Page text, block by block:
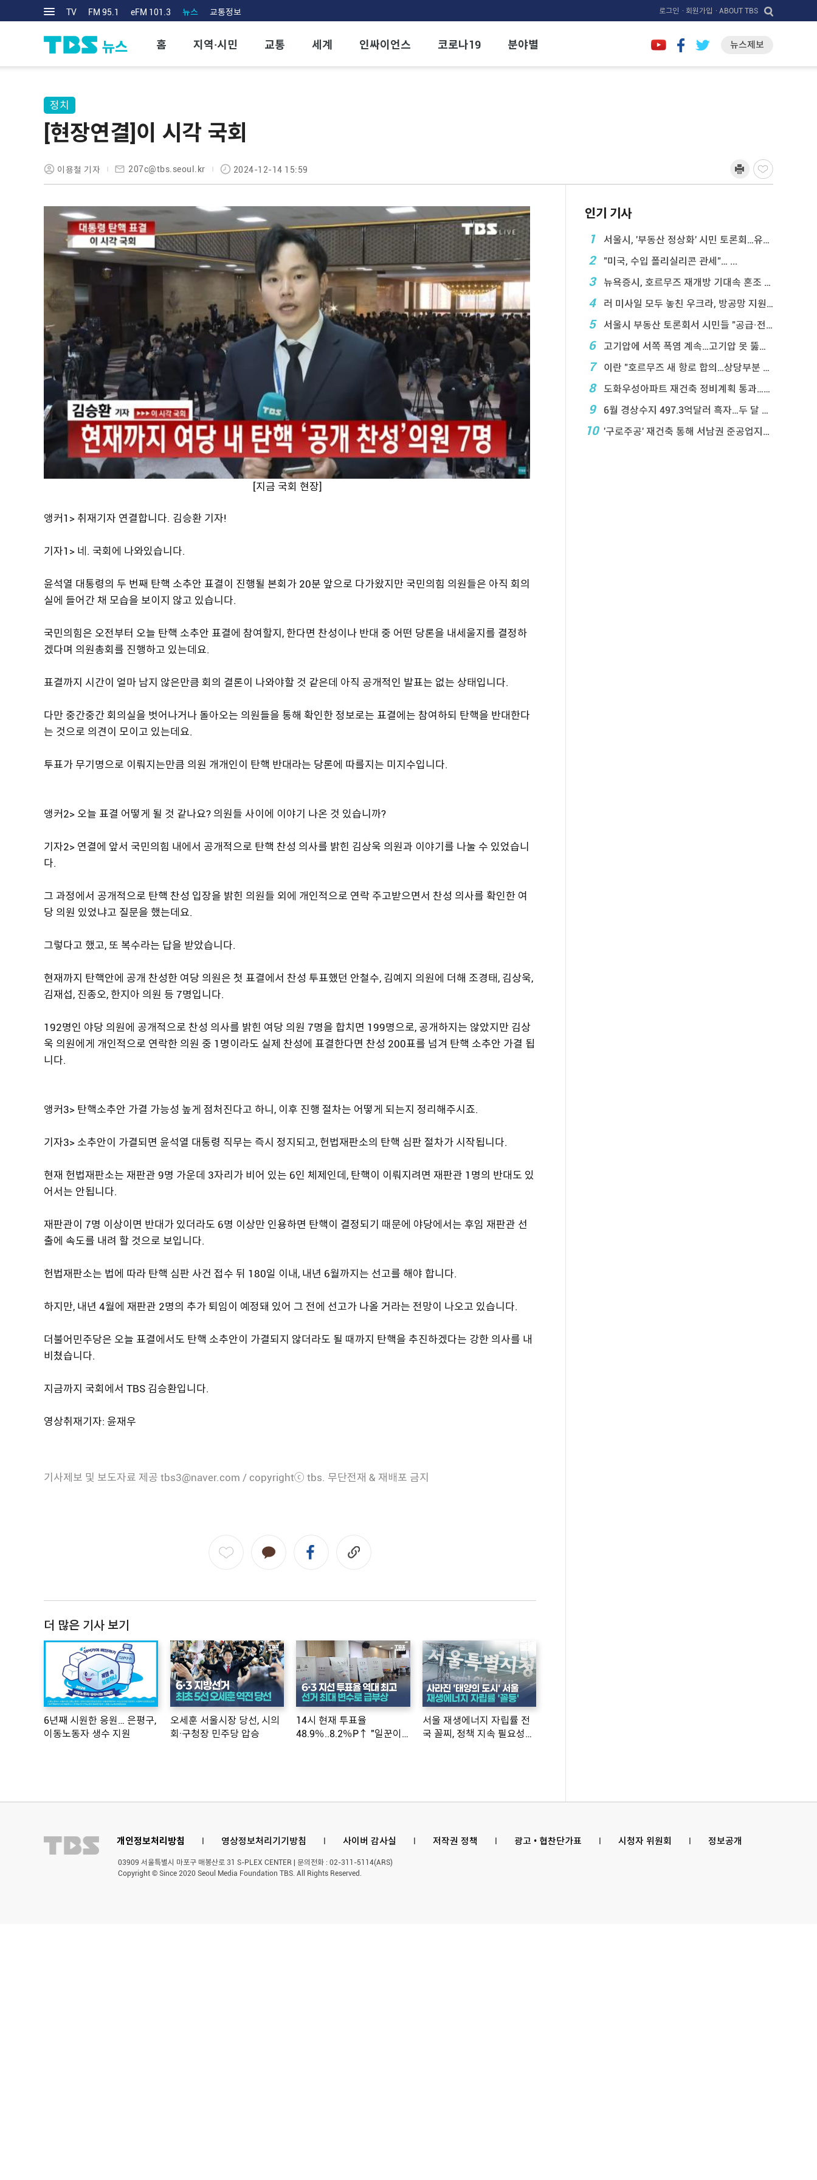
TV FM 95.1 eFM 101.3 뉴스 교통정보 로그인 · 회원가입 · ABOUT TBS
홈 지역·시민 교통 세계 인싸이언스 코로나19 분야별 뉴스제보
정치
[현장연결]이 시각 국회
이용철 기자 207c@tbs.seoul.kr 2024-12-14 15:59
[지금 국회 현장]
앵커1> 취재기자 연결합니다. 김승환 기자!
기자1> 네. 국회에 나와있습니다.
윤석열 대통령의 두 번째 탄핵 소추안 표결이 진행될 본회가 20분 앞으로 다가왔지만 국민의힘 의원들은 아직 회의
실에 들어간 채 모습을 보이지 않고 있습니다.
국민의힘은 오전부터 오늘 탄핵 소추안 표결에 참여할지, 한다면 찬성이나 반대 중 어떤 당론을 내세울지를 결정하
겠다며 의원총회를 진행하고 있는데요.
표결까지 시간이 얼마 남지 않은만큼 회의 결론이 나와야할 것 같은데 아직 공개적인 발표는 없는 상태입니다.
다만 중간중간 회의실을 벗어나거나 돌아오는 의원들을 통해 확인한 정보로는 표결에는 참여하되 탄핵을 반대한다
는 것으로 의견이 모이고 있는데요.
투표가 무기명으로 이뤄지는만큼 의원 개개인이 탄핵 반대라는 당론에 따를지는 미지수입니다.
앵커2> 오늘 표결 어떻게 될 것 같나요? 의원들 사이에 이야기 나온 것 있습니까?
기자2> 연결에 앞서 국민의힘 내에서 공개적으로 탄핵 찬성 의사를 밝힌 김상욱 의원과 이야기를 나눌 수 있었습니
다.
그 과정에서 공개적으로 탄핵 찬성 입장을 밝힌 의원들 외에 개인적으로 연락 주고받으면서 찬성 의사를 확인한 여
당 의원 있었냐고 질문을 했는데요.
그렇다고 했고, 또 복수라는 답을 받았습니다.
현재까지 탄핵안에 공개 찬성한 여당 의원은 첫 표결에서 찬성 투표했던 안철수, 김예지 의원에 더해 조경태, 김상욱,
김재섭, 진종오, 한지아 의원 등 7명입니다.
192명인 야당 의원에 공개적으로 찬성 의사를 밝힌 여당 의원 7명을 합치면 199명으로, 공개하지는 않았지만 김상
욱 의원에게 개인적으로 연락한 의원 중 1명이라도 실제 찬성에 표결한다면 찬성 200표를 넘겨 탄핵 소추안 가결 됩
니다.
앵커3> 탄핵소추안 가결 가능성 높게 점처진다고 하니, 이후 진행 절차는 어떻게 되는지 정리해주시죠.
기자3> 소추안이 가결되면 윤석열 대통령 직무는 즉시 정지되고, 헌법재판소의 탄핵 심판 절차가 시작됩니다.
현재 헌법재판소는 재판관 9명 가운데 3자리가 비어 있는 6인 체제인데, 탄핵이 이뤄지려면 재판관 1명의 반대도 있
어서는 안됩니다.
재판관이 7명 이상이면 반대가 있더라도 6명 이상만 인용하면 탄핵이 결정되기 때문에 야당에서는 후임 재판관 선
출에 속도를 내려 할 것으로 보입니다.
헌법재판소는 법에 따라 탄핵 심판 사건 접수 뒤 180일 이내, 내년 6월까지는 선고를 해야 합니다.
하지만, 내년 4월에 재판관 2명의 추가 퇴임이 예정돼 있어 그 전에 선고가 나올 거라는 전망이 나오고 있습니다.
더불어민주당은 오늘 표결에서도 탄핵 소추안이 가결되지 않더라도 될 때까지 탄핵을 추진하겠다는 강한 의사를 내
비쳤습니다.
지금까지 국회에서 TBS 김승환입니다.
영상취재기자: 윤재우
기사제보 및 보도자료 제공 tbs3@naver.com / copyrightⓒ tbs. 무단전재 & 재배포 금지
더 많은 기사 보기
6년째 시원한 응원… 은평구,
이동노동자 생수 지원
오세훈 서울시장 당선, 시의
회·구청장 민주당 압승
14시 현재 투표율
48.9％..8.2％P↑ "일꾼이
서울 재생에너지 자립률 전
국 꼴찌, 정책 지속 필요성
인기 기사
1
서울시, '부동산 정상화' 시민 토론회…유튜브 생중계
2 "미국, 수입 폴리실리콘 관세"… ...
3 뉴욕증시, 호르무즈 재개방 기대속 혼조 마감…나스닥 ...
4 러 미사일 모두 놓친 우크라, 방공망 지원 호소
5 서울시 부동산 토론회서 시민들 "공급·전월 ...
6 고기압에 서쪽 폭염 계속…고기압 못 뚫은 태풍은 상 ...
7 이란 "호르무즈 새 항로 합의…상당부분 이 ...
8 도화우성아파트 재건축 정비계획 통과…1,612세대 ...
9 6월 경상수지 497.3억달러 흑자…두 달 연속 역 ...
10 '구로주공' 재건축 통해 서남권 준공업지에 3,28 ...
개인정보처리방침 l 영상정보처리기기방침 l 사이버 감사실 l 저작권 정책 l 광고 • 협찬단가표 l 시청자 위원회 l 정보공개
03909 서울특별시 마포구 매봉산로 31 S-PLEX CENTER | 문의전화 : 02-311-5114(ARS)
Copyright © Since 2020 Seoul Media Foundation TBS. All Rights Reserved.